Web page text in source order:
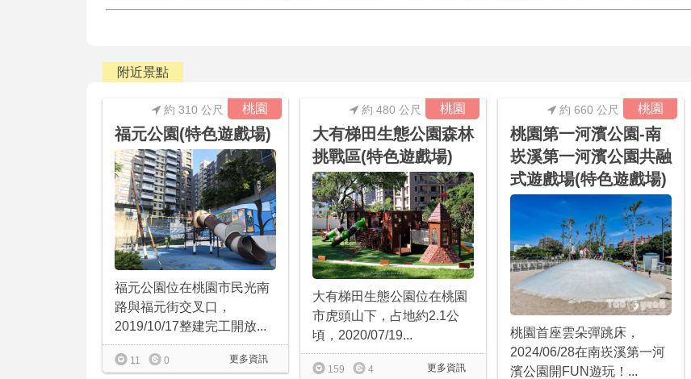
附近景點
桃園
約 310 公尺
福元公園(特色遊戲場)
福元公園位在桃園市民光南
路與福元街交叉口，
2019/10/17整建完工開放...
更多資訊
11 0
桃園
約 480 公尺
大有梯田生態公園森林
挑戰區(特色遊戲場)
大有梯田生態公園位在桃園
市虎頭山下，占地約2.1公
頃，2020/07/19...
更多資訊
159 4
桃園
約 660 公尺
桃園第一河濱公園-南
崁溪第一河濱公園共融
式遊戲場(特色遊戲場)
桃園首座雲朵彈跳床，
2024/06/28在南崁溪第一河
濱公園開FUN遊玩！...